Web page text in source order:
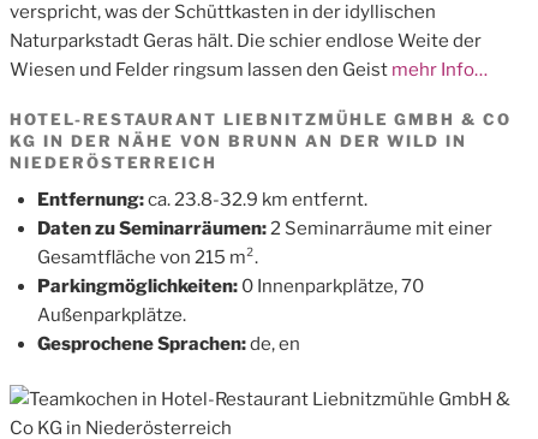
verspricht, was der Schüttkasten in der idyllischen
Naturparkstadt Geras hält. Die schier endlose Weite der
Wiesen und Felder ringsum lassen den Geist mehr Info…
HOTEL-RESTAURANT LIEBNITZMÜHLE GMBH & CO
KG IN DER NÄHE VON BRUNN AN DER WILD IN
NIEDERÖSTERREICH
Entfernung:ca. 23.8-32.9 km entfernt.
Daten zu Seminarräumen: 2 Seminarräume mit einer
Gesamtfläche von 215 m².
Parkingmöglichkeiten: 0 Innenparkplätze, 70
Außenparkplätze.
Gesprochene Sprachen:de, en